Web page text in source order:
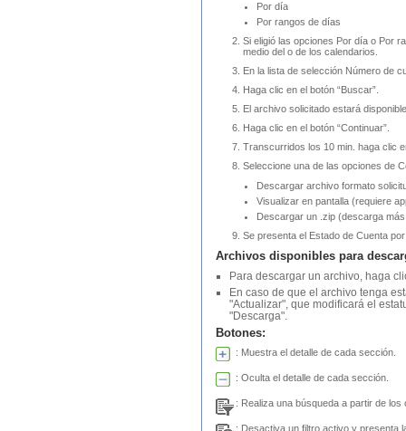
Por día
Por rangos de días
Si eligió las opciones Por día o Por
medio del o de los calendarios.
En la lista de selección Número de
Haga clic en el botón “Buscar”.
El archivo solicitado estará
Haga clic en el botón “Continuar”.
Transcurridos los 10 min. haga clic
Seleccione una de las opciones de
Descargar archivo formato
Visualizar en pantalla (requiere
Descargar un .zip (descarga
Se presenta el Estado de Cuenta
Archivos disponibles para
Para descargar un archivo, haga
En caso de que el archivo tenga
"Actualizar", que modificará el
"Descarga".
Botones:
: Muestra el detalle de cada sección.
: Oculta el detalle de cada sección.
: Realiza una búsqueda a partir de
: Desactiva un filtro activo y presenta